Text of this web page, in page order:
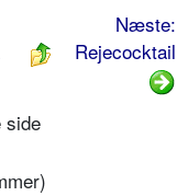
Næste:
Rejecocktail
side